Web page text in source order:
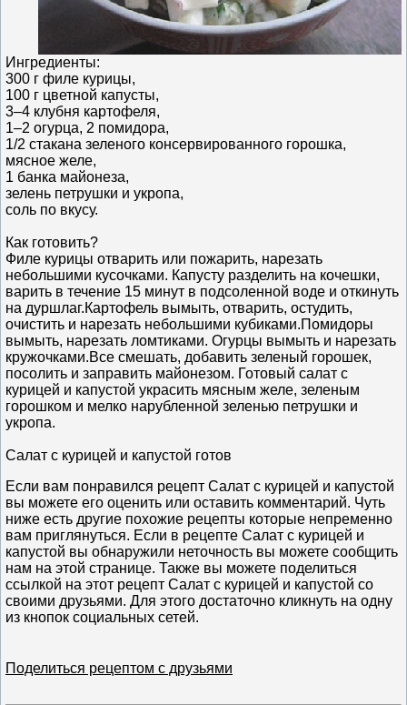
Ингредиенты:
300 г филе курицы,
100 г цветной капусты,
3–4 клубня картофеля,
1–2 огурца, 2 помидора,
1/2 стакана зеленого консервированного горошка,
мясное желе,
1 банка майонеза,
зелень петрушки и укропа,
соль по вкусу.
Как готовить?
Филе курицы отварить или пожарить, нарезать
небольшими кусочками. Капусту разделить на кочешки,
варить в течение 15 минут в подсоленной воде и откинуть
на дуршлаг.Картофель вымыть, отварить, остудить,
очистить и нарезать небольшими кубиками.Помидоры
вымыть, нарезать ломтиками. Огурцы вымыть и нарезать
кружочками.Все смешать, добавить зеленый горошек,
посолить и заправить майонезом. Готовый салат с
курицей и капустой украсить мясным желе, зеленым
горошком и мелко нарубленной зеленью петрушки и
укропа.
Салат с курицей и капустой готов
Если вам понравился рецепт Салат с курицей и капустой
вы можете его оценить или оставить комментарий. Чуть
ниже есть другие похожие рецепты которые непременно
вам приглянуться. Если в рецепте Салат с курицей и
капустой вы обнаружили неточность вы можете сообщить
нам на этой странице. Также вы можете поделиться
ссылкой на этот рецепт Салат с курицей и капустой со
своими друзьями. Для этого достаточно кликнуть на одну
из кнопок социальных сетей.
Поделиться рецептом с друзьями